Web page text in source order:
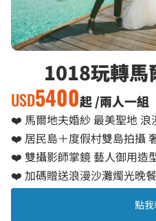
1018玩轉馬
USD5400起 /兩人一組
❤️ 馬爾地夫婚紗 最美聖地 浪
❤️ 居民島＋度假村雙島拍攝
❤️ 雙攝影師掌鏡 藝人御用造
❤️ 加碼贈送浪漫沙灘燭光晚餐
點